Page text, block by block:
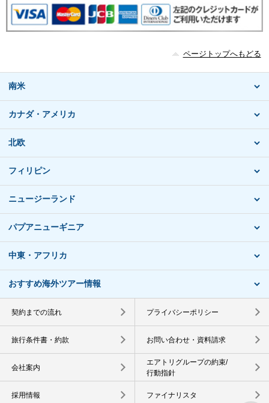
ページトップへもどる
南米
カナダ・アメリカ
北欧
フィリピン
ニュージーランド
パプアニューギニア
中東・アフリカ
おすすめ海外ツアー情報
契約までの流れ プライバシーポリシー
旅行条件書・約款 お問い合わせ・資料請求
会社案内
エアトリグループの約束/
行動指針
採用情報 ファイナリスタ